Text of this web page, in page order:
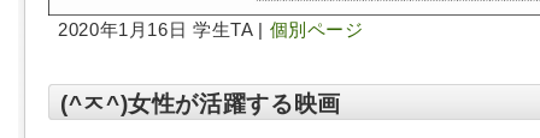
2020年1月16日 学生TA | 個別ページ
(^ㅈ^)女性が活躍する映画